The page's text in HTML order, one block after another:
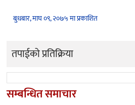
बुधबार, माघ ०९, २०७५ मा प्रकाशित
तपाईको प्रतिक्रिया
सम्बन्धित समाचार